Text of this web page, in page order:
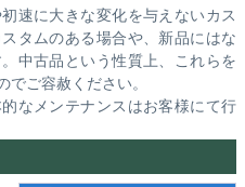
速に大きな変化を与えないカス
タムのある場合や、新品にはな
中古品という性質上、これらを
ご容赦ください。
なメンテナンスはお客様にて行